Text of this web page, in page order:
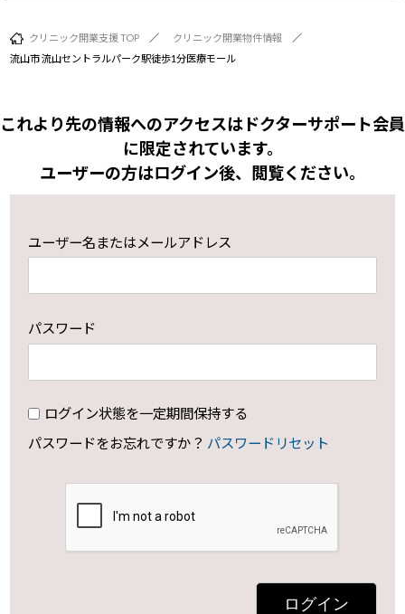
クリニック開業支援 TOP
クリニック開業物件情報
流山市 流山セントラルパーク駅徒歩1分医療モール
これより先の情報へのアクセスはドクターサポート会員
に限定されています。
ユーザーの方はログイン後、閲覧ください。
ユーザー名またはメールアドレス
パスワード
ログイン状態を一定期間保持する
パスワードをお忘れですか？ パスワードリセット
ログイン